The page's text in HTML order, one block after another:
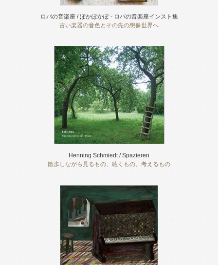
ロバの音楽座 / ぽかぽかぽ - ロバの音楽座インスト集
古い楽器の音色とその先の想像世界へ
Henning Schmiedt / Spazieren
散歩しながら見るもの、聴くもの、考えるもの